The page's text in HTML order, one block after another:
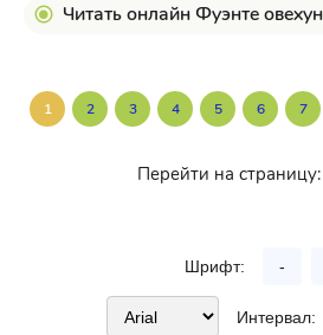
Читать онлайн Фуэнте
1 2 3 4 5 6 7
Перейти на страницу:
Шрифт: -
Интервал: